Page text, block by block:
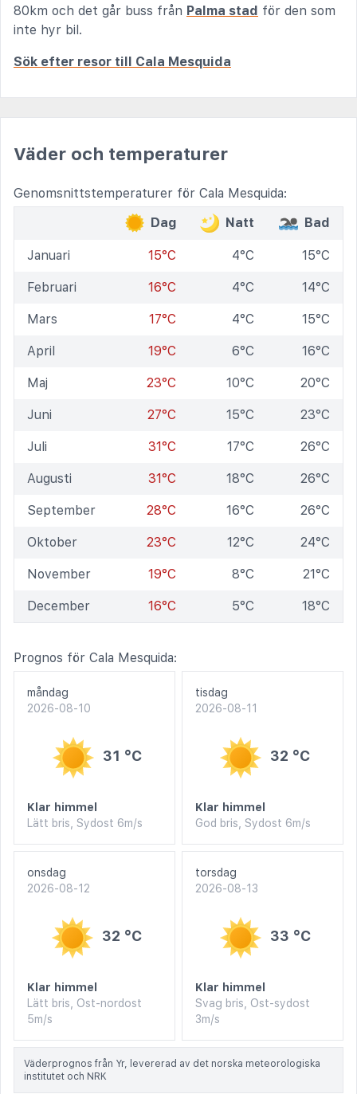
80km och det går buss från Palma stad för den som
inte hyr bil.
Sök efter resor till Cala Mesquida
Väder och temperaturer
Genomsnittstemperaturer för Cala Mesquida:
Dag
Natt Bad
Januari 15°C 4°C 15°C
Februari 16°C 4°C 14°C
Mars 17°C 4°C 15°C
April 19°C 6°C 16°C
Maj 23°C 10°C 20°C
Juni 27°C 15°C 23°C
Juli 31°C 17°C 26°C
Augusti 31°C 18°C 26°C
September 28°C 16°C 26°C
Oktober 23°C 12°C 24°C
November 19°C 8°C 21°C
December 16°C 5°C 18°C
Prognos för Cala Mesquida:
måndag
2026-08-10
31 °C
Klar himmel
Lätt bris, Sydost 6m/s
tisdag
2026-08-11
32 °C
Klar himmel
God bris, Sydost 6m/s
onsdag
2026-08-12
32 °C
Klar himmel
Lätt bris, Ost-nordost
5m/s
torsdag
2026-08-13
33 °C
Klar himmel
Svag bris, Ost-sydost
3m/s
Väderprognos från Yr, levererad av det norska meteorologiska
institutet och NRK